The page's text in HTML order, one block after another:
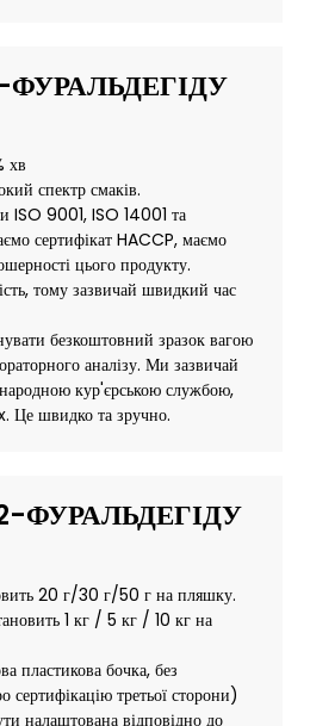
хв
спектр смаків.
ISO 9001, ISO 14001 та
сертифікат HACCP, маємо
цього продукту.
тому зазвичай швидкий час
безкоштовний зразок вагою
аналізу. Ми зазвичай
кур'єрською службою,
Це швидко та зручно.
ФУРАЛЬДЕГІДУ
20 г/30 г/50 г на пляшку.
1 кг / 5 кг / 10 кг на
пластикова бочка, без
сертифікацію третьої сторони)
налаштована відповідно до